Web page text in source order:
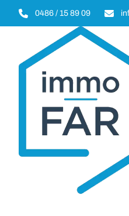
Aller au contenu principal
0486 / 15 89 09